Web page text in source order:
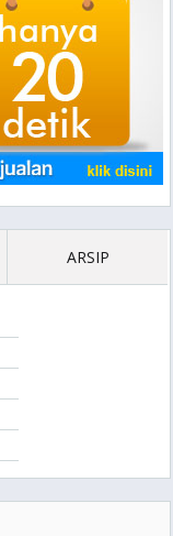
ARSIP